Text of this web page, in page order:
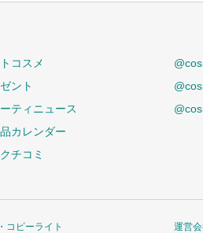
コスメ
ント
ティニュース
カレンダー
チコミ
コピーライト
運営